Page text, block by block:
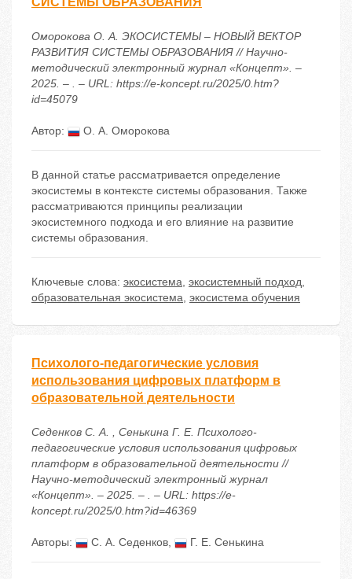
Оморокова О. А. ЭКОСИСТЕМЫ – НОВЫЙ ВЕКТОР
РАЗВИТИЯ СИСТЕМЫ ОБРАЗОВАНИЯ // Научно-
методический электронный журнал «Концепт». –
2025. – . – URL: https://e-koncept.ru/2025/0.htm?
id=45079
Автор: О. А. Оморокова
В данной статье рассматривается определение
экосистемы в контексте системы образования. Также
рассматриваются принципы реализации
экосистемного подхода и его влияние на развитие
системы образования.
Ключевые слова: экосистема, экосистемный подход,
образовательная экосистема, экосистема обучения
Психолого-педагогические условия
использования цифровых платформ в
образовательной деятельности
Седенков С. А. , Сенькина Г. Е. Психолого-
педагогические условия использования цифровых
платформ в образовательной деятельности //
Научно-методический электронный журнал
«Концепт». – 2025. – . – URL: https://e-
koncept.ru/2025/0.htm?id=46369
Авторы: С. А. Седенков, Г. Е. Сенькина